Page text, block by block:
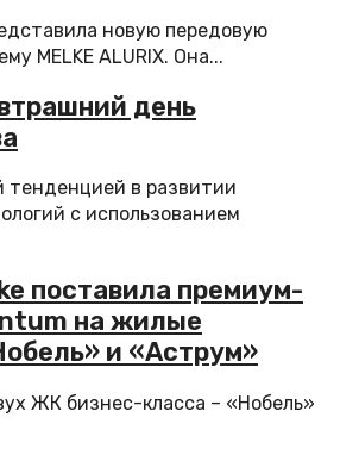
новую передовую
MELKE ALURIX. Она...
день
тенденцией в развитии
с использованием
поставила премиум-
на жилые
и «Аструм»
ЖК бизнес-класса – «Нобель»